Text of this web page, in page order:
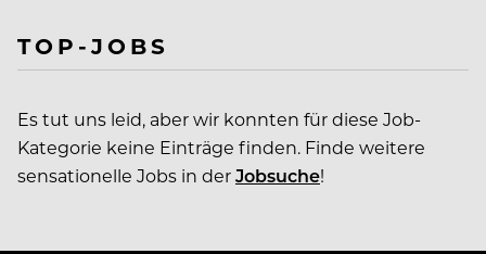
TOP-JOBS
Es tut uns leid, aber wir konnten für diese Job-
Kategorie keine Einträge finden. Finde weitere
sensationelle Jobs in derJobsuche!